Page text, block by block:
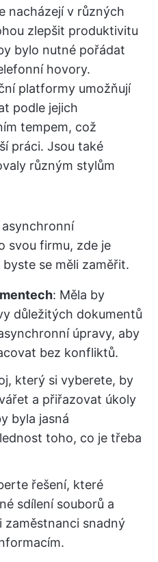
nacházejí v různých
zlepšit produktivitu
bylo nutné pořádat
hovory.
platformy umožňují
podle jejich
tempem, což
práci. Jsou také
různým stylům
svou firmu, zde je
se měli zaměřit.
: Měla by
důležitých dokumentů
úpravy, aby
bez konfliktů.
který si vyberete, by
a přiřazovat úkoly
byla jasná
toho, co je třeba
řešení, které
sdílení souborů a
zaměstnanci snadný